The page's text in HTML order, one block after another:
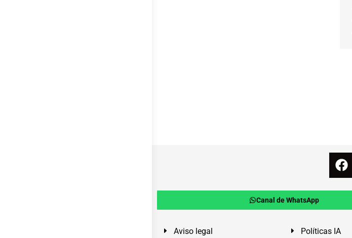
Canal de WhatsApp
Aviso legal Políticas IA